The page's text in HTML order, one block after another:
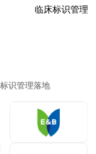
临床标识管理
识管理落地